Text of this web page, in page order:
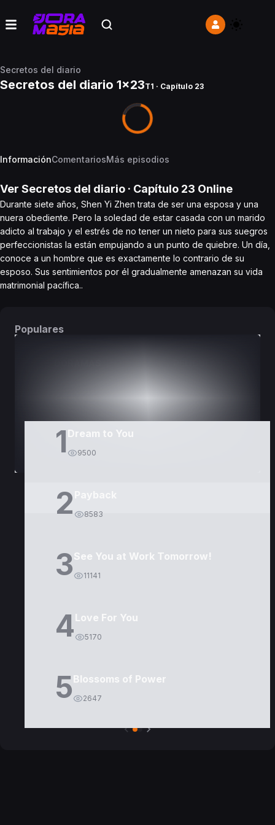
Secretos del diario
Secretos del diario 1x23T1 · Capítulo 23
InformaciónComentariosMás episodios
Ver Secretos del diario · Capítulo 23 Online
Durante siete años, Shen Yi Zhen trata de ser una esposa y una
nuera obediente. Pero la soledad de estar casada con un marido
adicto al trabajo y el estrés de no tener un nieto para sus suegros
perfeccionistas la están empujando a un punto de quiebre. Un día,
conoce a un hombre que es exactamente lo contrario de su
esposo. Sus sentimientos por él gradualmente amenazan su vida
matrimonial pacífica..
Populares
1 Dream to You
9500
2 8583
3See You at Work Tomorrow!
11141
4Love For You
5170
5Blossoms of Power
2647